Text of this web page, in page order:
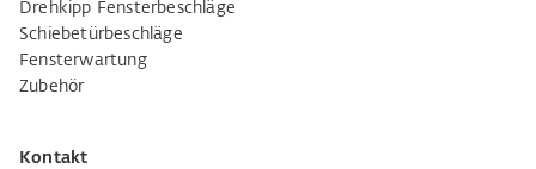
Drehkipp Fensterbeschläge
Schiebetürbeschläge
Fensterwartung
Zubehör
Kontakt